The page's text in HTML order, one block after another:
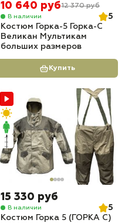
10 640 руб12 370 руб
В наличии
5
Костюм Горка-5 Горка-С
Великан Мультикам
больших размеров
Купить
15 330 руб
В наличии
5
Костюм Горка 5 (ГОРКА С)